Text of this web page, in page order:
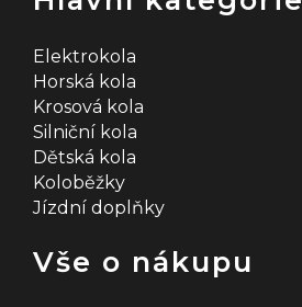
Elektrokola
Horská kola
Krosová kola
Silniční kola
Dětská kola
Koloběžky
Jízdní doplňky
Vše o nákupu